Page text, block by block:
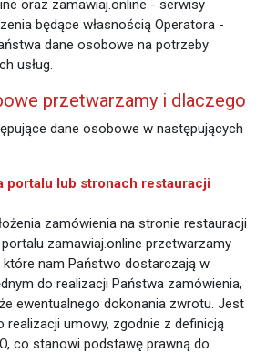
oraz zamawiaj.online - serwisy
będące własnością Operatora -
dane osobowe na potrzeby
usług.
przetwarzamy i dlaczego
dane osobowe w następujących
portalu lub stronach restauracji
zamówienia na stronie restauracji
zamawiaj.online przetwarzamy
nam Państwo dostarczają w
do realizacji Państwa zamówienia,
ewentualnego dokonania zwrotu. Jest
realizacji umowy, zgodnie z definicją
co stanowi podstawę prawną do